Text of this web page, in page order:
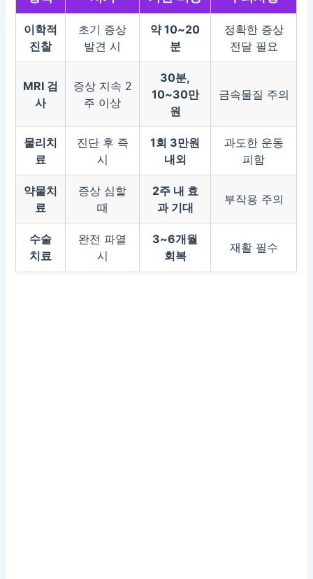
이학적
진찰
초기 증상
발견 시
약 10~20
분
정확한 증상
전달 필요
MRI 검
사
증상 지속 2
주 이상
30분,
10~30만
원
금속물질 주의
물리치
료
진단 후 즉
시
1회 3만원
내외
과도한 운동
피함
약물치
료
증상 심할
때
2주 내 효
과 기대
부작용 주의
수술
치료
완전 파열
시
3~6개월
회복
재활 필수